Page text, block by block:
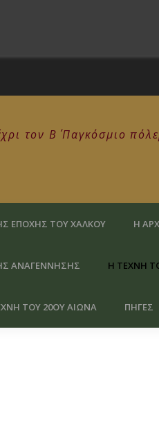
τον Β΄ Παγκόσμιο
ΕΠΟΧΉΣ ΤΟΥ ΧΑΛΚΟΎ H
ΑΝΑΓΈΝΝΗΣΗΣ Η ΤΈΧΝΗ
ΤΟΥ 20ΟΎ ΑΙΏΝΑ ΠΗΓΈΣ